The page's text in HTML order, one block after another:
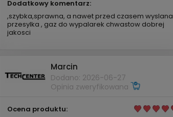
Dodatkowy komentarz:
,szybka,sprawna, a nawet przed czasem wyslana
przesylka , gaz do wypalarek chwastow dobrej
jakosci
Marcin
Dodano: 2026-06-27
Opinia zweryfikowana
Ocena produktu: